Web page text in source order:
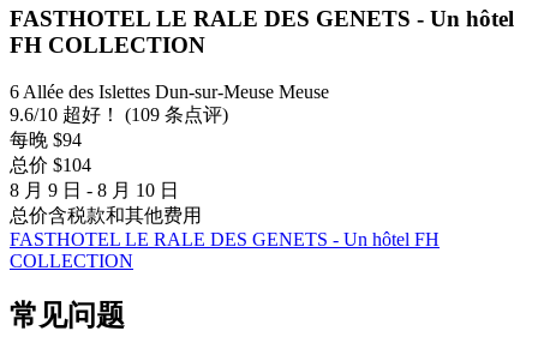
FASTHOTEL LE RALE DES GENETS - Un hôtel
FH COLLECTION
6 Allée des Islettes Dun-sur-Meuse Meuse
9.6/10 超好！ (109 条点评)
每晚 $94
总价 $104
8 月 9 日 - 8 月 10 日
总价含税款和其他费用
FASTHOTEL LE RALE DES GENETS - Un hôtel FH
COLLECTION
常见问题